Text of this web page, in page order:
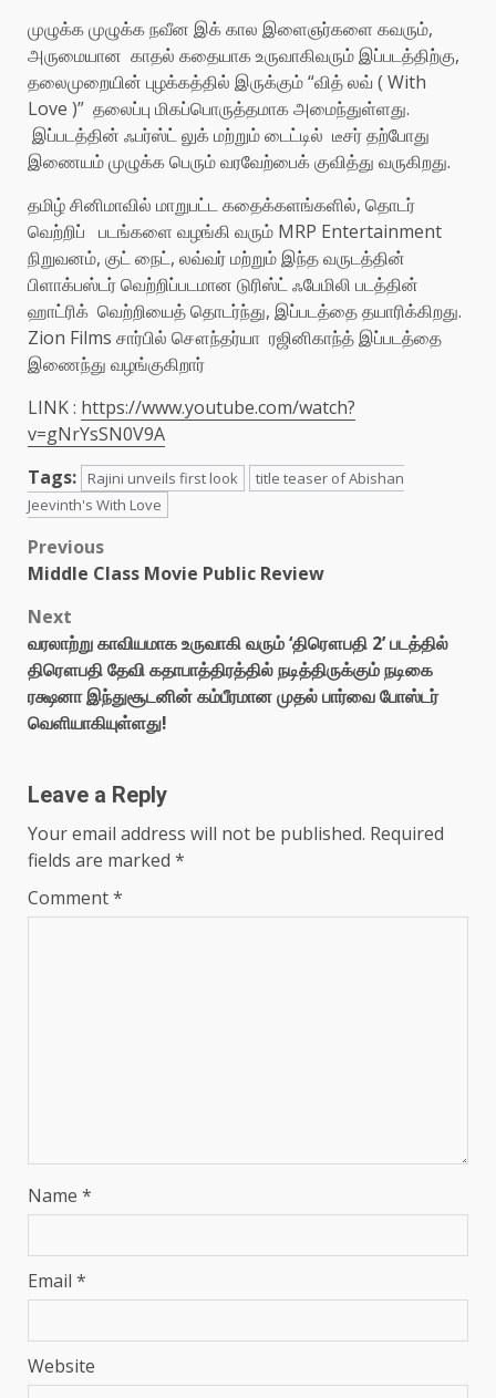
முழுக்க முழுக்க நவீன இக் கால இளைஞர்களை கவரும்,
அருமையான காதல் கதையாக உருவாகிவரும் இப்படத்திற்கு,
தலைமுறையின் புழக்கத்தில் இருக்கும் “வித் லவ் ( With
Love )” தலைப்பு மிகப்பொருத்தமாக அமைந்துள்ளது.
இப்படத்தின் ஃபர்ஸ்ட் லுக் மற்றும் டைட்டில் டீசர் தற்போது
இணையம் முழுக்க பெரும் வரவேற்பைக் குவித்து வருகிறது.
தமிழ் சினிமாவில் மாறுபட்ட கதைக்களங்களில், தொடர்
வெற்றிப் படங்களை வழங்கி வரும் MRP Entertainment
நிறுவனம், குட் நைட், லவ்வர் மற்றும் இந்த வருடத்தின்
பிளாக்பஸ்டர் வெற்றிப்படமான டுரிஸ்ட் ஃபேமிலி படத்தின்
ஹாட்ரிக் வெற்றியைத் தொடர்ந்து, இப்படத்தை தயாரிக்கிறது.
Zion Films சார்பில் சௌந்தர்யா ரஜினிகாந்த் இப்படத்தை
இணைந்து வழங்குகிறார்
LINK : https://www.youtube.com/watch?
v=gNrYsSN0V9A
Tags:
Rajini unveils first look
title teaser of Abishan
Jeevinth's With Love
Post
Previous
Middle Class Movie Public Review
Next
வரலாற்று காவியமாக உருவாகி வரும் ‘திரௌபதி 2’ படத்தில்
திரௌபதி தேவி கதாபாத்திரத்தில் நடித்திருக்கும் நடிகை
ரக்ஷனா இந்துசூடனின் கம்பீரமான முதல் பார்வை போஸ்டர்
வெளியாகியுள்ளது!
Leave a Reply
Your email address will not be published. Required
fields are marked *
Comment*
Name *
Email *
Website